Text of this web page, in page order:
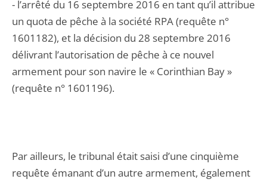
- l’arrêté du 16 septembre 2016 en tant qu’il attribue
un quota de pêche à la société RPA (requête n°
1601182), et la décision du 28 septembre 2016
délivrant l’autorisation de pêche à ce nouvel
armement pour son navire le « Corinthian Bay »
(requête n° 1601196).
Par ailleurs, le tribunal était saisi d’une cinquième
requête émanant d’un autre armement, également